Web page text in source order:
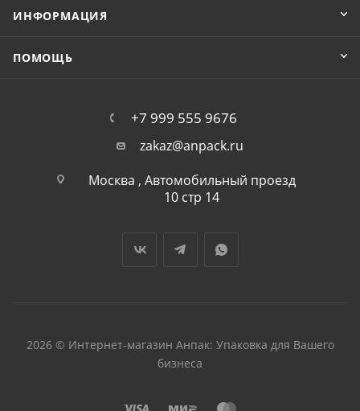
ИНФОРМАЦИЯ
ПОМОЩЬ
+7 999 555 9676
zakaz@anpack.ru
Москва , Автомобильный проезд
10 стр 14
2026 © Интернет-магазин Анпак: Упаковка для Вашего
бизнеса